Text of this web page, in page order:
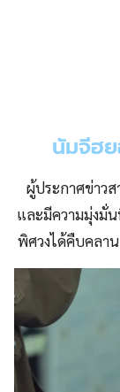
นัมจีฮ
ผู้ประกาศข่าว
และมีความมุ่งมั่
พิศวงได้คืบคลาน